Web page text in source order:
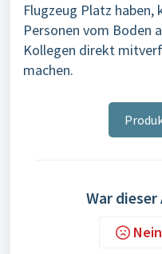
Flugzeug Platz
Personen vom Boden
Kollegen direkt
machen.
War
Nein